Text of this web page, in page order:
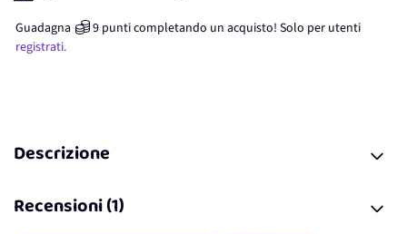
Guadagna 9 punticompletando un acquisto! Solo per utenti
registrati.
Descrizione
Recensioni (1)